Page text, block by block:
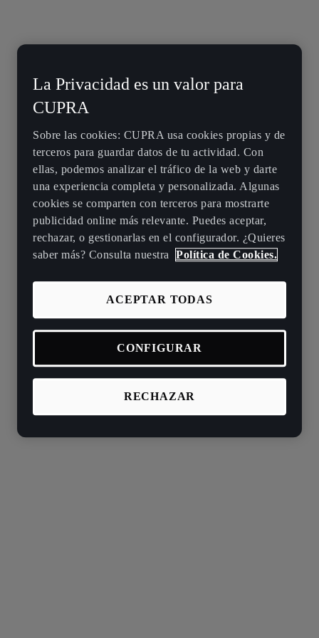
La Privacidad es un valor para
CUPRA
Sobre las cookies: CUPRA usa cookies propias y de
terceros para guardar datos de tu actividad. Con
ellas, podemos analizar el tráfico de la web y darte
una experiencia completa y personalizada. Algunas
cookies se comparten con terceros para mostrarte
publicidad online más relevante. Puedes aceptar,
rechazar, o gestionarlas en el configurador. ¿Quieres
saber más? Consulta nuestra Política de Cookies.
RECHAZAR
ACEPTAR TODAS
CONFIGURAR